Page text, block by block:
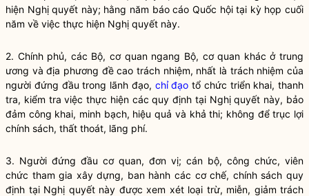
hiện Nghị quyết này; hằng năm báo cáo Quốc hộitại kỳ họp cuối
năm về việc thực hiện Nghị quyết này.
2. Chính phủ, các Bộ, cơ quan ngang Bộ, cơ quan khác ở trung
ương và địa phương đề cao trách nhiệm, nhất là trách nhiệm của
người đứng đầu trong lãnh đạo, chỉ đạo tổ chức triển khai, thanh
tra, kiểm tra việc thực hiện các quy định tại Nghị quyết này, bảo
đảm công khai, minh bạch, hiệu quả và khả thi; không để trục lợi
chính sách, thất thoát, lãng phí.
3. Người đứng đầu cơ quan, đơn vị; cán bộ, công chức, viên
chức tham gia xây dựng, ban hành các cơ chế, chính sách quy
định tại Nghị quyếtnày được xem xét loại trừ, miễn, giảm trách